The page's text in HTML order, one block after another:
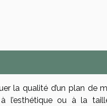
la qualité d’un plan de
l’esthétique ou à la